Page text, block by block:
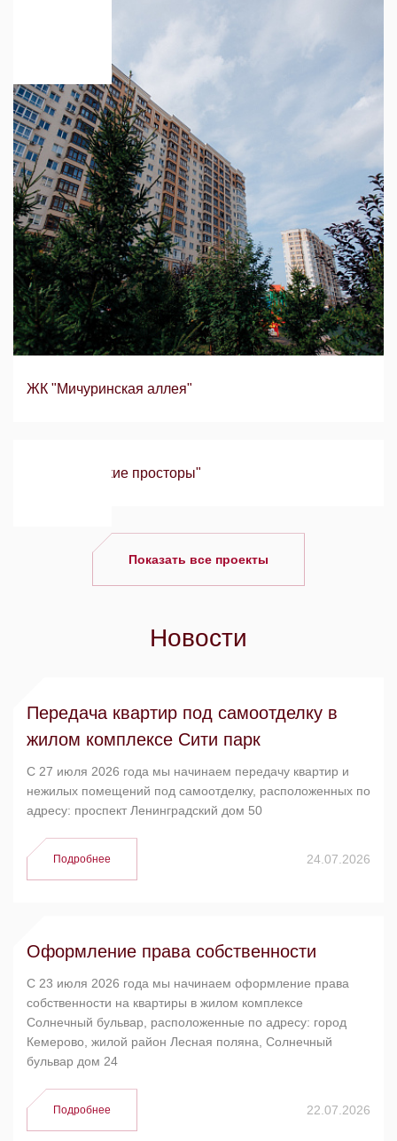
ЖК "Мичуринская аллея"
ЖК "Сибирские просторы"
Показать все проекты
Новости
Передача квартир под самоотделку в
жилом комплексе Сити парк
C 27 июля 2026 года мы начинаем передачу квартир и
нежилых помещений под самоотделку, расположенных по
адресу: проспект Ленинградский дом 50
Подробнее 24.07.2026
Оформление права собственности
C 23 июля 2026 года мы начинаем оформление права
собственности на квартиры в жилом комплексе
Солнечный бульвар, расположенные по адресу: город
Кемерово, жилой район Лесная поляна, Солнечный
бульвар дом 24
Подробнее 22.07.2026